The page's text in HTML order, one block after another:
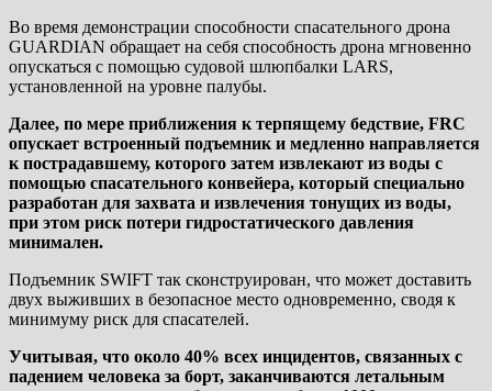
Во время демонстрации способности спасательного дрона
GUARDIAN обращает на себя способность дрона мгновенно
опускаться с помощью судовой шлюпбалки LARS,
установленной на уровне палубы.
Далее, по мере приближения к терпящему бедствие, FRC
опускает встроенный подъемник и медленно направляется
к пострадавшему, которого затем извлекают из воды с
помощью спасательного конвейера, который специально
разработан для захвата и извлечения тонущих из воды,
при этом риск потери гидростатического давления
минимален.
Подъемник SWIFT так сконструирован, что может доставить
двух выживших в безопасное место одновременно, сводя к
минимуму риск для спасателей.
Учитывая, что около 40% всех инцидентов, связанных с
падением человека за борт, заканчиваются летальным